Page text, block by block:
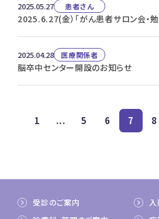
2025.05.27 患者さん
2025.6.27(金）「がん患者サロン会・
2025.04.28 医療関係者
脳卒中センター開設のお知らせ
1 ... 5 6 7 8
受診のご案内
入